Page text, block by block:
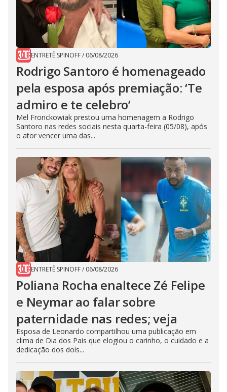
ENTRETÊ SPINOFF/ 06/08/2026
Rodrigo Santoro é homenageado
pela esposa após premiação: ‘Te
admiro e te celebro’
Mel Fronckowiak prestou uma homenagem a Rodrigo
Santoro nas redes sociais nesta quarta-feira (05/08), após
o ator vencer uma das...
ENTRETÊ SPINOFF/ 06/08/2026
Poliana Rocha enaltece Zé Felipe
e Neymar ao falar sobre
paternidade nas redes; veja
Esposa de Leonardo compartilhou uma publicação em
clima de Dia dos Pais que elogiou o carinho, o cuidado e a
dedicação dos dois...